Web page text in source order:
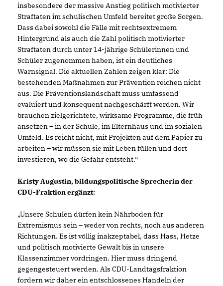
insbesondere der massive Anstieg politisch motivierter
Straftaten im schulischen Umfeld bereitet große Sorgen.
Dass dabei sowohl die Fälle mit rechtsextremem
Hintergrund als auch die Zahl politisch motivierter
Straftaten durch unter 14-jährige Schülerinnen und
Schüler zugenommen haben, ist ein deutliches
Warnsignal. Die aktuellen Zahlen zeigen klar: Die
bestehenden Maßnahmen zur Prävention reichen nicht
aus. Die Präventionslandschaft muss umfassend
evaluiert und konsequent nachgeschärft werden. Wir
brauchen zielgerichtete, wirksame Programme, die früh
ansetzen – in der Schule, im Elternhaus und im sozialen
Umfeld. Es reicht nicht, mit Projekten auf dem Papier zu
arbeiten – wir müssen sie mit Leben füllen und dort
investieren, wo die Gefahr entsteht.“
Kristy Augustin, bildungspolitische Sprecherin der
CDU-Fraktion ergänzt:
Unsere Schulen dürfen kein Nährboden für
Extremismus sein – weder von rechts, noch aus anderen
Richtungen. Es ist völlig inakzeptabel, dass Hass, Hetze
und politisch motivierte Gewalt bis in unsere
Klassenzimmer vordringen. Hier muss dringend
gegengesteuert werden. Als CDU-Landtagsfraktion
fordern wir daher ein entschlossenes Handeln der